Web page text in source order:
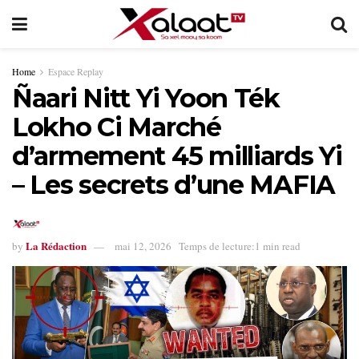
Home Espace Replay
Ñaari Nitt Yi Yoon Ték
Lokho Ci Marché
d’armement 45 milliards Yi
– Les secrets d’une MAFIA
by La Rédaction mai 12, 2026 Temps de lecture:1 min read